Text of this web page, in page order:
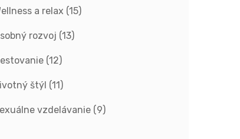
a relax (15)
rozvoj (13)
(12)
štýl (11)
vzdelávanie (9)